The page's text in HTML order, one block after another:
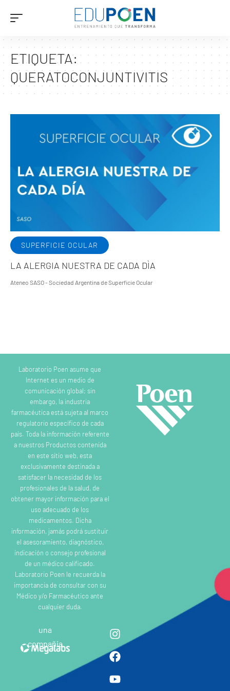
ETIQUETA:
QUERATOCONJUNTIVITIS
SUPERFICIE OCULAR
LA ALERGIA NUESTRA DE CADA DÌA
Ateneo SASO - Sociedad Argentina de Superficie Ocular
Laboratorio Poen asume que
Internet es un medio de
comunicación global; sin
embargo, la industria
farmacéutica está sujeta al marco
regulatorio específico de cada
país. Toda la información referente
a nuestros Productos contenida
en este sitio web, esta
exclusivamente destinada a
satisfacer la necesidad de los
profesionales de la salud, de
obtener mayor información para el
uso adecuado de los
medicamentos. Dicha
información, jamás podrá sustituir
el asesoramiento, diagnóstico,
indicación o consejo profesional
de un médico calificado.
Laboratorio Poen le recuerda la
importancia de consultar con su
Médico y/o Farmacéutico ante
cualquier duda.
una
compañia